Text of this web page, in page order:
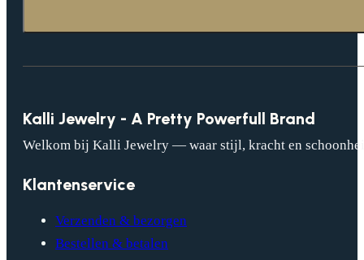
Kalli Jewelry - A Pretty Powerfull Brand
Welkom bij Kalli Jewelry — waar stijl, kracht en
Klantenservice
Verzenden & bezorgen
Bestellen & betalen